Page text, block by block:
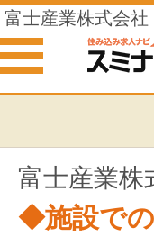
富士産業株式会
住み込みの仕事
富士産業
◆施設で